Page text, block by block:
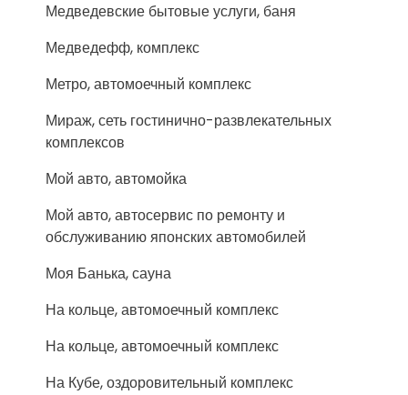
Медведевские бытовые услуги, баня
Медведефф, комплекс
Метро, автомоечный комплекс
Мираж, сеть гостинично-развлекательных
комплексов
Мой авто, автомойка
Мой авто, автосервис по ремонту и
обслуживанию японских автомобилей
Моя Банька, сауна
На кольце, автомоечный комплекс
На кольце, автомоечный комплекс
На Кубе, оздоровительный комплекс